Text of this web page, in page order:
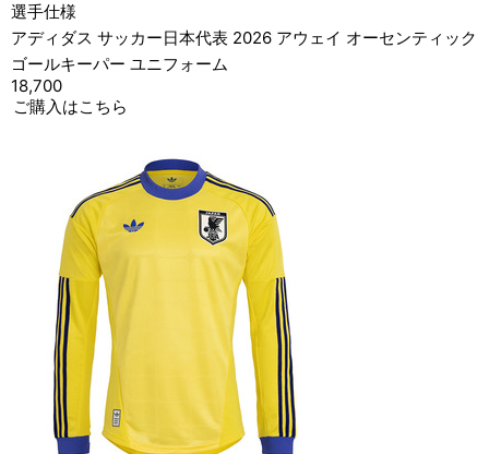
選手仕様
アディダス サッカー日本代表 2026 アウェイ オーセンティック
ゴールキーパー ユニフォーム
18,700
ご購入はこちら